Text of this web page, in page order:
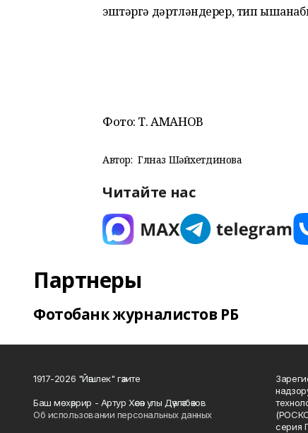
эштәргә дәртләндерер, тип
Фото: Т. АМАНОВ
Автор: Гөлназ Шәйхетдинова
Читайте нас
Партнеры
Фотобанк журналистов РБ
1917-2026 "Йәшлек" гәзите
Баш мөхәррир - Артур Хәсән улы Дәүләтбәков
Об использовании персональных данных
серия